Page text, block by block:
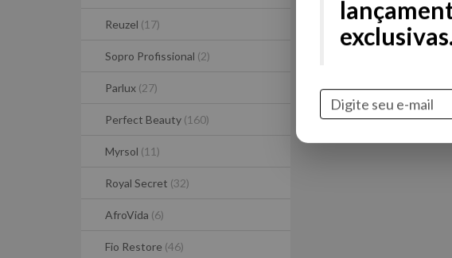
Reuzel (17)
Sopro Profissional (2)
Parlux (27)
Perfect Beauty (160)
Myrsol (11)
Royal Secret (32)
AfroVida (6)
Fio Restore (46)
Seja o